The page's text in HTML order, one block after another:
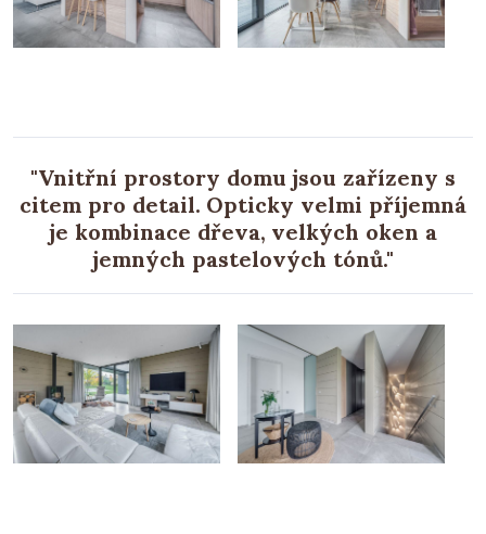
"Vnitřní prostory domu jsou zařízeny s
citem pro detail. Opticky velmi příjemná
je kombinace dřeva, velkých oken a
jemných pastelových tónů."